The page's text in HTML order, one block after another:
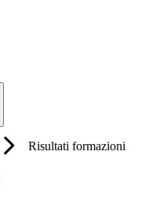
Risultati formazioni